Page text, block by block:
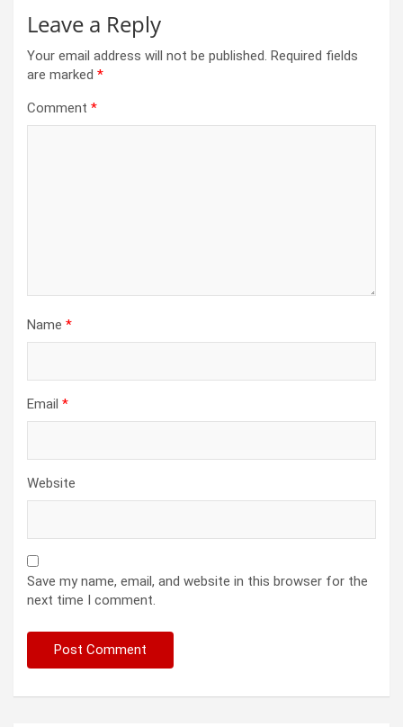
Leave a Reply
Your email address will not be published. Required fields
are marked *
Comment *
Name *
Email *
Website
Save my name, email, and website in this browser for the
next time I comment.